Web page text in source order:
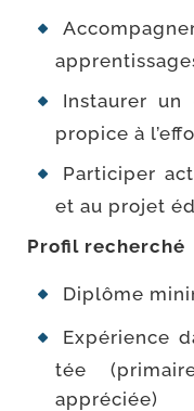
Instaurer
pro­pice à
Participer
et au pro­jet
Profil recher­ché
Diplôme
Expérience
tée
appréciée)